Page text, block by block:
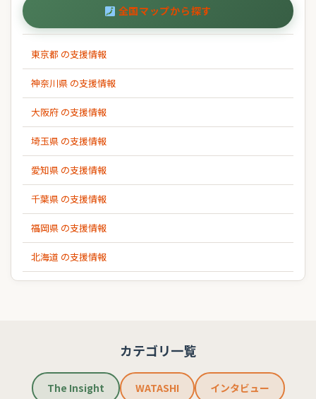
全国マップから探す
東京都 の支援情報
神奈川県 の支援情報
大阪府 の支援情報
埼玉県 の支援情報
愛知県 の支援情報
千葉県 の支援情報
福岡県 の支援情報
北海道 の支援情報
カテゴリ一覧
The Insight WATASHI インタビュー